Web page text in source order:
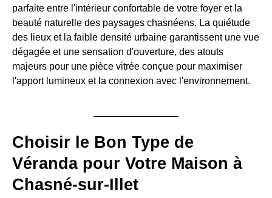
parfaite entre l'intérieur confortable de votre foyer et la
beauté naturelle des paysages chasnéens. La quiétude
des lieux et la faible densité urbaine garantissent une vue
dégagée et une sensation d'ouverture, des atouts
majeurs pour une pièce vitrée conçue pour maximiser
l'apport lumineux et la connexion avec l'environnement.
Choisir le Bon Type de
Véranda pour Votre Maison à
Chasné-sur-Illet